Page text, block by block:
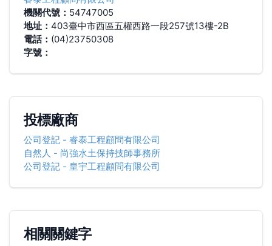
機關代號： 54747005
地址： 403臺中市西區五權西路一段257號13樓-2B
電話： (04)23750308
字號：
投標廠商
公司登記- 睿泰工程顧問有限公司
自然人 - 尚強水土保持技師事務所
公司登記- 皇宇工程顧問有限公司
相關關鍵字